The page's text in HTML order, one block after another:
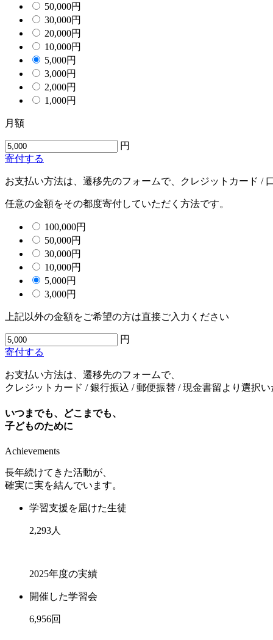
50,000円
30,000円
20,000円
10,000円
5,000円
3,000円
2,000円
1,000円
月額
円
寄付する
お支払い方法は、遷移先のフォームで、クレジットカード /
任意の金額をその都度寄付していただく方法です。
100,000円
50,000円
30,000円
10,000円
5,000円
3,000円
上記以外の金額をご希望の方は直接ご入力ください
円
寄付する
お支払い方法は、遷移先のフォームで、
クレジットカード / 銀行振込 / 郵便振替 / 現金書留より選択
いつまでも、どこまでも、
子どものために
Achievements
長年続けてきた活動が、
確実に実を結んでいます。
学習支援を届けた生徒
2,293人
2025年度の実績
開催した学習会
6,956回